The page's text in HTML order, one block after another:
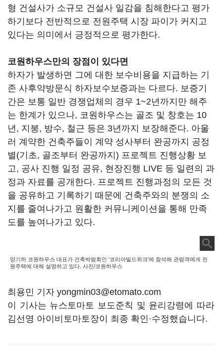
형 건설사가 소규모 건설사 일감을 침해한다고 평가
하기보다 전반적으로 전원주택 시장 파이가 커지고
있다는 의미에서 긍정적으로 평가한다.
코원하우스만의 장점이 있다면
하자가 발생하면 그에 대한 보수비용을 지급하는 기
존 사후약방문식 하자보수보증과는 다르다. 보증기
간은 보통 일반 경쟁업체의 경우 1~2년까지만 해주
는 한계가 있으나, 코원하우스는 골조 및 창호는 10
년, 지붕, 방수, 철근 등은 3년까지 보장해준다. 아울
러 계약한 건축주들이 계약 성사부터 완공까지 공정
별(기초, 골조부터 완공까지) 프로젝트 진행상황 보
고, 공사 진행 일정 공유, 현장진행 LIVE 등 일련의 과
정과 자료를 공개한다. 프로젝트 진행과정의 모든 것
을 공유하고 기록하기 때문에 건축주와의 분쟁의 소
지를 줄여나가고 원활한 커뮤니케이션을 통해 만족
도를 높여나가고 있다.
양기하 코원하우스 대표가 건축박람회인 '코리아빌드위크'에 참석해 관람객에게 전
원주택에 대해 설명하고 있다. 사진/코원하우스
최용민 기자 yongmin03@etomato.com
이 기사는 뉴스토마토 보도준칙 및 윤리강령에 따라
김선영 아이비토마토장이 최종 확인·수정했습니다.